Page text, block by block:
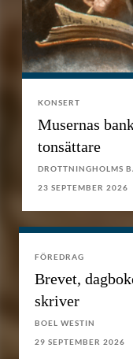
KONSERT
Musernas
tonsättare
DROTTNINGHOLMS
23 SEPTEMBER 2026
FÖREDRAG
Brevet,
skriver
BOEL WESTIN
29 SEPTEMBER 2026